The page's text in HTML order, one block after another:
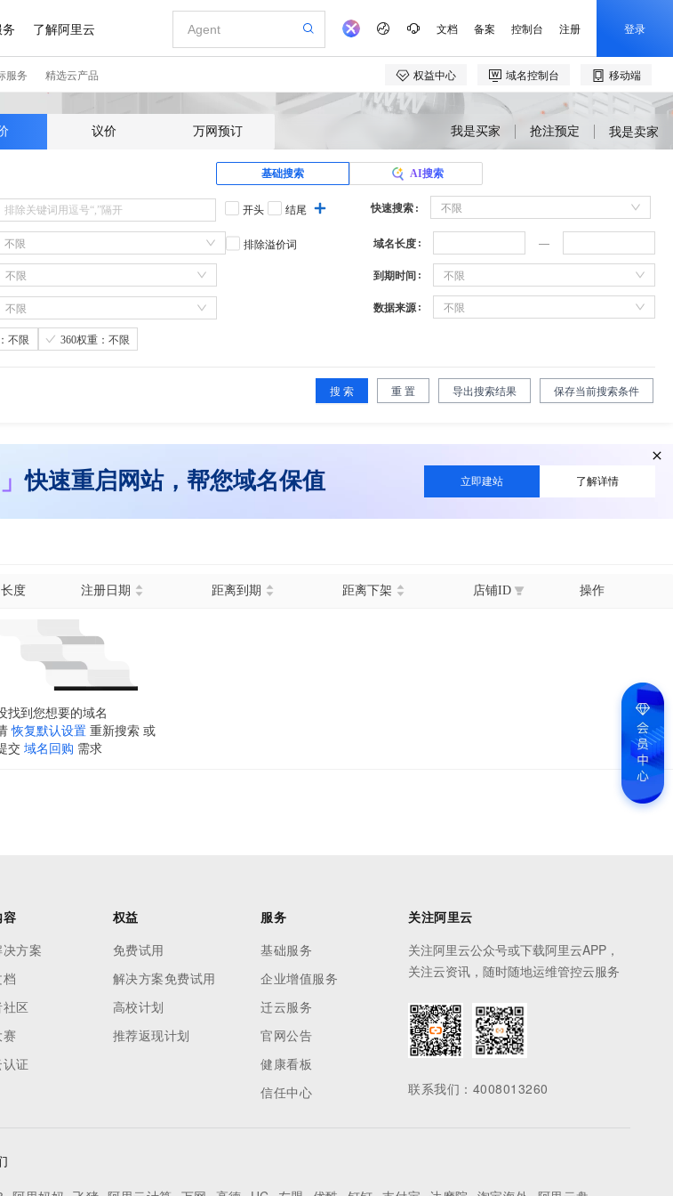
议价 万网预订 我是买家 抢注预定 我是卖家
基础搜索 AI搜索
开头 结尾 快速搜索 不限
不限 排除溢价词 域名长度
不限 到期时间 不限
不限 数据来源 不限
不限 360权重：不限
搜 索 重 置 导出搜索结果 保存当前搜索条件
快速重启网站，帮您域名保值 立即建站 了解详情
长度 注册日期 距离到期 距离下架 店铺ID 操作
找到您想要的域名
恢复默认设置 重新搜索 或
交 域名回购 需求